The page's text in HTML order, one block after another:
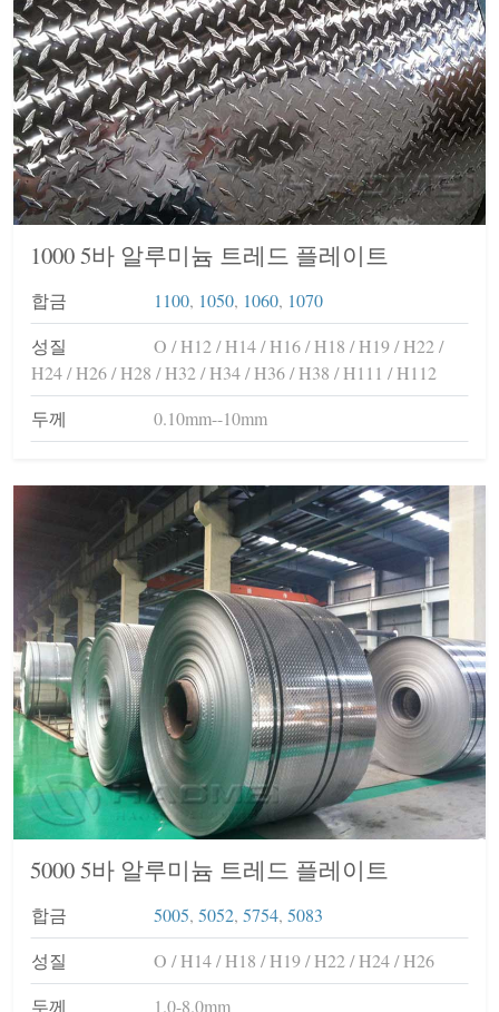
1000 5바 알루미늄 트레드 플레이트
합금 1100, 1050, 1060, 1070
성질
O / H12 / H14 / H16 / H18 / H19 / H22 /
H24 / H26 / H28 / H32 / H34 / H36 / H38 / H111 / H112
두께
0.10mm--10mm
5000 5바 알루미늄 트레드 플레이트
합금 5005, 5052, 5754, 5083
성질
O / H14 / H18 / H19 / H22 / H24 / H26
두께
1.0-8.0mm